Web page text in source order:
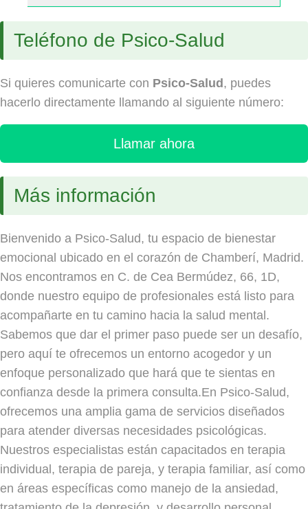
Teléfono de Psico-Salud
Si quieres comunicarte con Psico-Salud , puedes
hacerlo directamente llamando al siguiente número:
Llamar ahora
Más información
Bienvenido a Psico-Salud, tu espacio de bienestar
emocional ubicado en el corazón de Chamberí, Madrid.
Nos encontramos en C. de Cea Bermúdez, 66, 1D,
donde nuestro equipo de profesionales está listo para
acompañarte en tu camino hacia la salud mental.
Sabemos que dar el primer paso puede ser un desafío,
pero aquí te ofrecemos un entorno acogedor y un
enfoque personalizado que hará que te sientas en
confianza desde la primera consulta.En Psico-Salud,
ofrecemos una amplia gama de servicios diseñados
para atender diversas necesidades psicológicas.
Nuestros especialistas están capacitados en terapia
individual, terapia de pareja, y terapia familiar, así como
en áreas específicas como manejo de la ansiedad,